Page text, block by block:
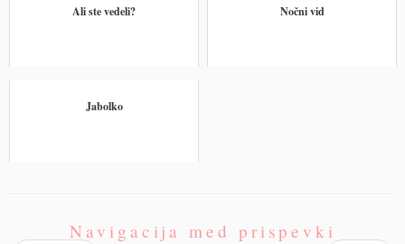
Ali ste vedeli? Nočni vid
Jabolko
Navigacija med prispevki